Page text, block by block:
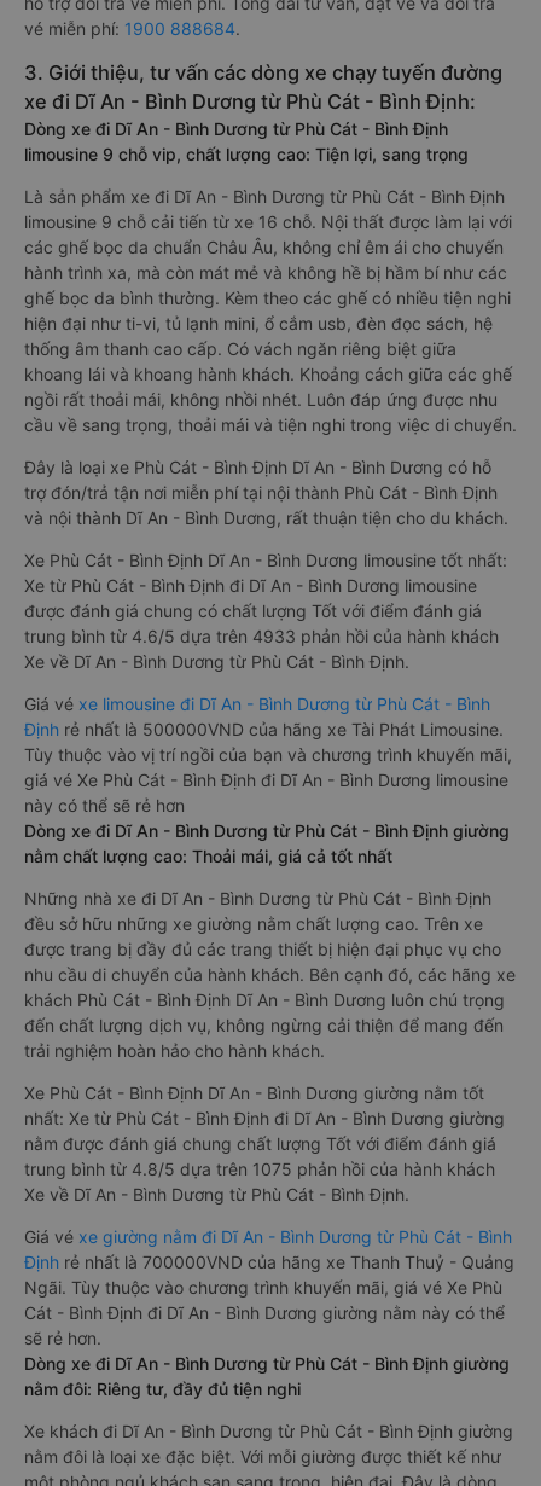
xe Tài Phát Limousine có giá vé rẻ nhất, chỉ 500000 đồng.
Đặt vé xe Phù Cát - Bình Định Dĩ An - Bình Dương chính hãng
tại Vexere.com để có giá rẻ nhất, đảm bảo giữ chỗ 100% và
hỗ trợ đổi trả vé miễn phí. Tổng đài tư vấn, đặt vé và đổi trả
vé miễn phí: 1900 888684
3. Giới thiệu, tư vấn các dòng xe chạy tuyến đường
xe đi Dĩ An - Bình Dương từ Phù Cát - Bình Định:
Dòng xe đi Dĩ An - Bình Dương từ Phù Cát - Bình Định
limousine 9 chỗ vip, chất lượng cao: Tiện lợi, sang trọng
Là sản phẩm xe đi Dĩ An - Bình Dương từ Phù Cát - Bình Định
limousine 9 chỗ cải tiến từ xe 16 chỗ. Nội thất được làm lại với
các ghế bọc da chuẩn Châu Âu, không chỉ êm ái cho chuyến
hành trình xa, mà còn mát mẻ và không hề bị hầm bí như các
ghế bọc da bình thường. Kèm theo các ghế có nhiều tiện nghi
hiện đại như ti-vi, tủ lạnh mini, ổ cắm usb, đèn đọc sách, hệ
thống âm thanh cao cấp. Có vách ngăn riêng biệt giữa
khoang lái và khoang hành khách. Khoảng cách giữa các ghế
ngồi rất thoải mái, không nhồi nhét. Luôn đáp ứng được nhu
cầu về sang trọng, thoải mái và tiện nghi trong việc di chuyển.
Đây là loại xe Phù Cát - Bình Định Dĩ An - Bình Dương có hỗ
trợ đón/trả tận nơi miễn phí tại nội thành Phù Cát - Bình Định
và nội thành Dĩ An - Bình Dương, rất thuận tiện cho du khách.
Xe Phù Cát - Bình Định Dĩ An - Bình Dương limousine tốt nhất:
Xe từ Phù Cát - Bình Định đi Dĩ An - Bình Dương limousine
được đánh giá chung có chất lượng Tốt với điểm đánh giá
trung bình từ 4.6/5 dựa trên 4933 phản hồi của hành khách
Xe về Dĩ An - Bình Dương từ Phù Cát - Bình Định.
Giá véxe limousine đi Dĩ An - Bình Dương từ Phù Cát - Bình
Định rẻ nhất là 500000VND của hãng xe Tài Phát Limousine.
Tùy thuộc vào vị trí ngồi của bạn và chương trình khuyến mãi,
giá vé Xe Phù Cát - Bình Định đi Dĩ An - Bình Dương limousine
này có thể sẽ rẻ hơn
Dòng xe đi Dĩ An - Bình Dương từ Phù Cát - Bình Định giường
nằm chất lượng cao: Thoải mái, giá cả tốt nhất
Những nhà xe đi Dĩ An - Bình Dương từ Phù Cát - Bình Định
đều sở hữu những xe giường nằm chất lượng cao. Trên xe
được trang bị đầy đủ các trang thiết bị hiện đại phục vụ cho
nhu cầu di chuyển của hành khách. Bên cạnh đó, các hãng xe
khách Phù Cát - Bình Định Dĩ An - Bình Dương luôn chú trọng
đến chất lượng dịch vụ, không ngừng cải thiện để mang đến
trải nghiệm hoàn hảo cho hành khách.
Xe Phù Cát - Bình Định Dĩ An - Bình Dương giường nằm tốt
nhất: Xe từ Phù Cát - Bình Định đi Dĩ An - Bình Dương giường
nằm được đánh giá chung chất lượng Tốt với điểm đánh giá
trung bình từ 4.8/5 dựa trên 1075 phản hồi của hành khách
Xe về Dĩ An - Bình Dương từ Phù Cát - Bình Định.
Giá véxe giường nằm đi Dĩ An - Bình Dương từ Phù Cát - Bình
Định rẻ nhất là 700000VND của hãng xe Thanh Thuỷ - Quảng
Ngãi. Tùy thuộc vào chương trình khuyến mãi, giá vé Xe Phù
Cát - Bình Định đi Dĩ An - Bình Dương giường nằm này có thể
sẽ rẻ hơn.
Dòng xe đi Dĩ An - Bình Dương từ Phù Cát - Bình Định giường
nằm đôi: Riêng tư, đầy đủ tiện nghi